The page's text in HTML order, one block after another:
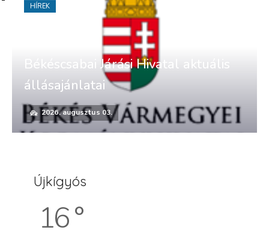
Békéscsabai Járási Hivatal aktuális
állásajánlatai
2026. augusztus 03.
HÍREK
Újkígyós
16 °